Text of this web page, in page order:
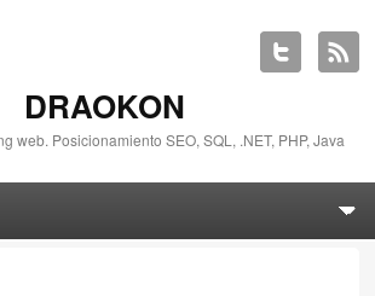
DRAOKON
web. Posicionamiento SEO, SQL, .NET, PHP, Java